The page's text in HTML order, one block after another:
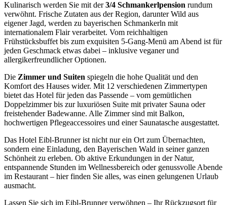
Kulinarisch werden Sie mit der3/4 Schmankerlpension rundum
verwöhnt. Frische Zutaten aus der Region, darunter Wild aus
eigener Jagd, werden zu bayerischen Schmankerln mit
internationalem Flair verarbeitet. Vom reichhaltigen
Frühstücksbuffet bis zum exquisiten 5-Gang-Menü am Abend ist für
jeden Geschmack etwas dabei – inklusive veganer und
allergikerfreundlicher Optionen.
Die Zimmer und Suiten spiegeln die hohe Qualität und den
Komfort des Hauses wider. Mit 12 verschiedenen Zimmertypen
bietet das Hotel für jeden das Passende – vom gemütlichen
Doppelzimmer bis zur luxuriösen Suite mit privater Sauna oder
freistehender Badewanne. Alle Zimmer sind mit Balkon,
hochwertigen Pflegeaccessoires und einer Saunatasche ausgestattet.
Das Hotel Eibl-Brunner ist nicht nur ein Ort zum Übernachten,
sondern eine Einladung, den Bayerischen Wald in seiner ganzen
Schönheit zu erleben. Ob aktive Erkundungen in der Natur,
entspannende Stunden im Wellnessbereich oder genussvolle Abende
im Restaurant – hier finden Sie alles, was einen gelungenen Urlaub
ausmacht.
Lassen Sie sich im Eibl-Brunner verwöhnen – Ihr Rückzugsort für